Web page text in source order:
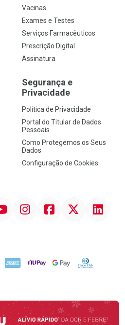
Vacinas
Exames e Testes
Serviços Farmacêuticos
Prescrição Digital
Assinatura
Segurança e
Privacidade
Política de Privacidade
Portal do Titular de Dados
Pessoais
Como Protegemos os Seus
Dados
Configuração de Cookies
InstagramFacebook Linkedin
AMEX NuPay Google PayDiners Club